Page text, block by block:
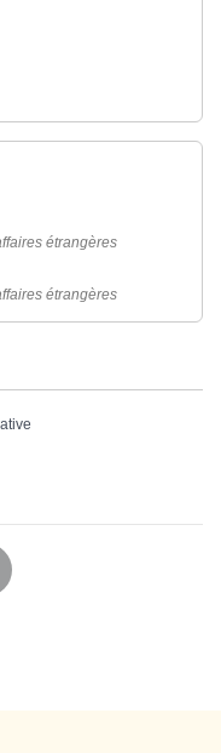
étrangères
étrangères